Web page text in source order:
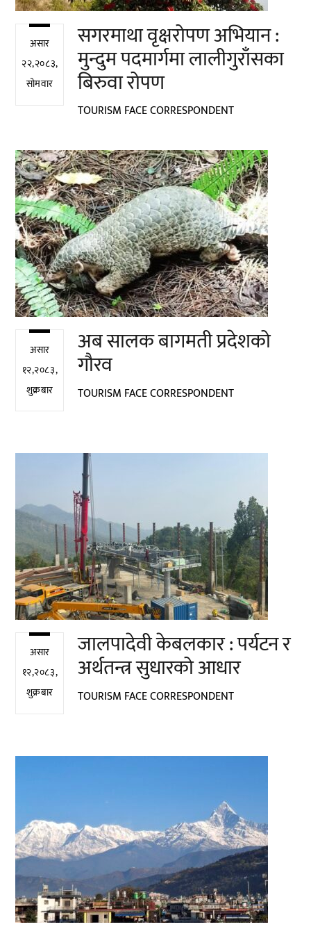
असार
२२,२०८३,
सोमवार
सगरमाथा वृक्षरोपण अभियान :
मुन्दुम पदमार्गमा लालीगुराँसका
बिरुवा रोपण
TOURISM FACE CORRESPONDENT
असार
१२,२०८३,
शुक्रबार
अब सालक बागमती प्रदेशको
गौरव
TOURISM FACE CORRESPONDENT
असार
१२,२०८३,
शुक्रबार
जालपादेवी केबलकार : पर्यटन र
अर्थतन्त्र सुधारको आधार
TOURISM FACE CORRESPONDENT